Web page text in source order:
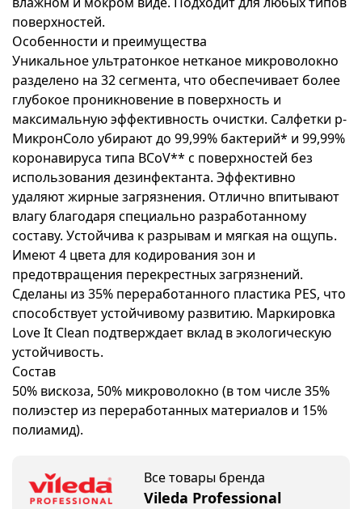
поверхностей.
Особенности и преимущества
Уникальное ультратонкое нетканое микроволокно
разделено на 32 сегмента, что обеспечивает более
глубокое проникновение в поверхность и
максимальную эффективность очистки. Салфетки р-
МикронСоло убирают до 99,99% бактерий* и 99,99%
коронавируса типа BCoV** с поверхностей без
использования дезинфектанта. Эффективно
удаляют жирные загрязнения. Отлично впитывают
влагу благодаря специально разработанному
составу. Устойчива к разрывам и мягкая на ощупь.
Имеют 4 цвета для кодирования зон и
предотвращения перекрестных загрязнений.
Сделаны из 35% переработанного пластика PES, что
способствует устойчивому развитию. Маркировка
Love It Clean подтверждает вклад в экологическую
устойчивость.
Состав
50% вискоза, 50% микроволокно (в том числе 35%
полиэстер из переработанных материалов и 15%
полиамид).
Все товары бренда
Vileda Professional